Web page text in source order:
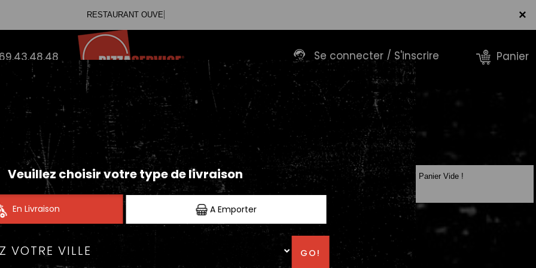
×
Vous
Se connecter / S'inscrire Panier
PIZZAS TOMATE Panier Vide !